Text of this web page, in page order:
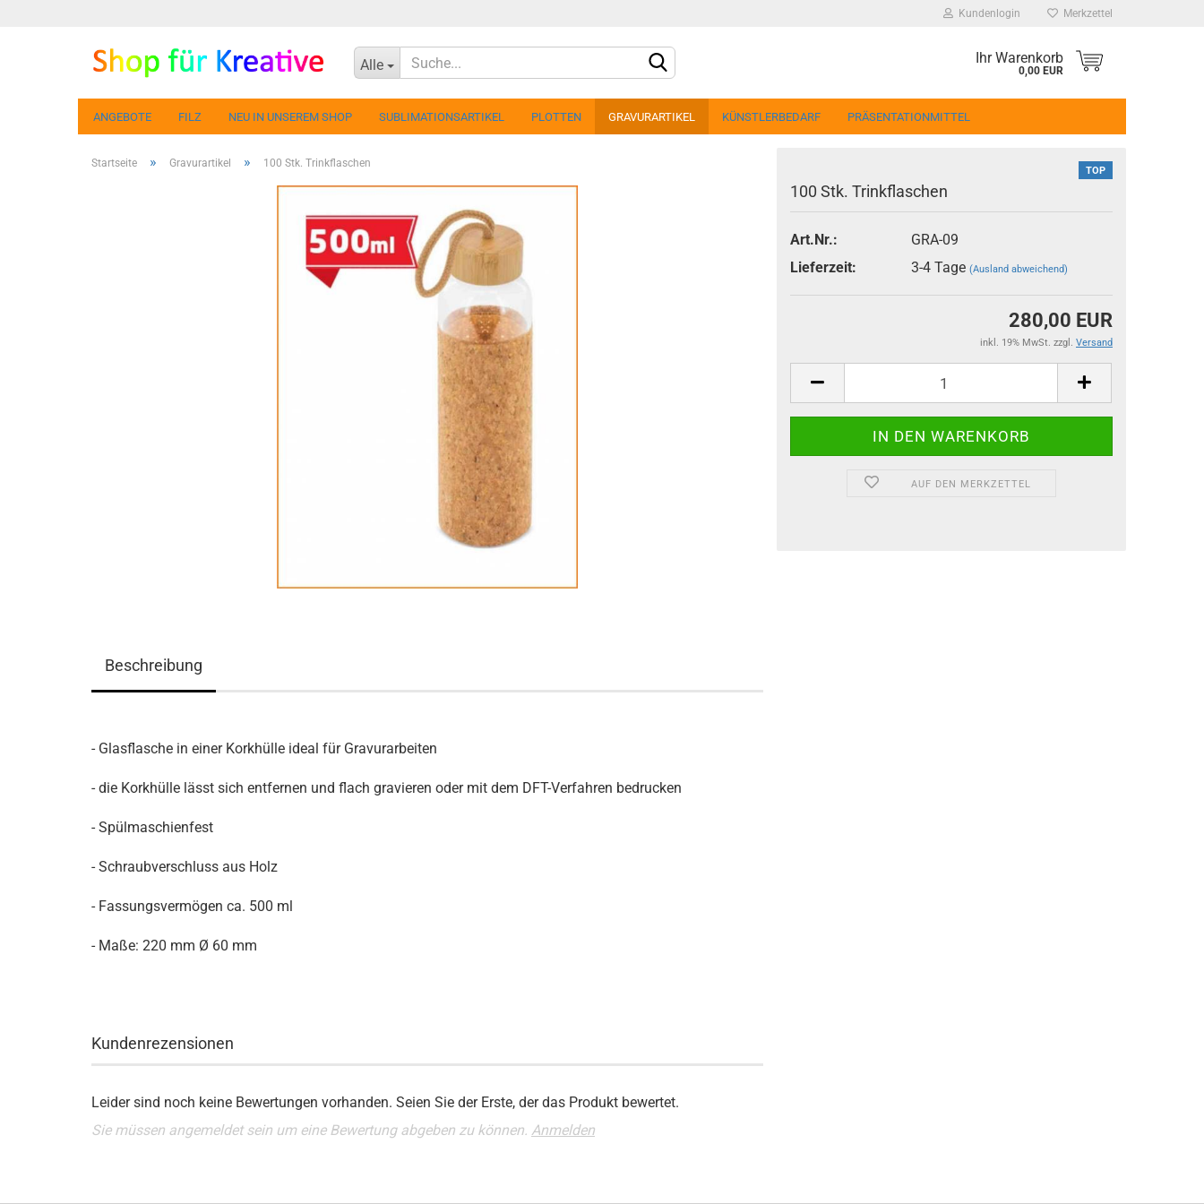
Kundenlogin
Konto erstellen
Passwort vergessen?
Merkzettel
Alle Ihr Warenkorb
0,00 EUR
ANGEBOTE FILZ NEU IN UNSEREM SHOP SUBLIMATIONSARTIKEL PLOTTEN GRAVURARTIKEL KÜNSTLERBEDARF PRÄSENTATIONMITTEL
Startseite » Gravurartikel » 100 Stk. Trinkflaschen
TOP
100 Stk. Trinkflaschen
Art.Nr.:
GRA-09
Lieferzeit:
3-4 Tage (Ausland abweichend)
280,00 EUR
inkl. 19% MwSt. zzgl. Versand
AUF DEN MERKZETTEL
Beschreibung
- Glasflasche in einer Korkhülle ideal für Gravurarbeiten
- die Korkhülle lässt sich entfernen und flach gravieren oder mit dem DFT-Verfahren bedrucken
- Spülmaschienfest
- Schraubverschluss aus Holz
- Fassungsvermögen ca. 500 ml
- Maße: 220 mm Ø 60 mm
Kundenrezensionen
Leider sind noch keine Bewertungen vorhanden. Seien Sie der Erste, der das Produkt bewertet.
Sie müssen angemeldet sein um eine Bewertung abgeben zu können. Anmelden